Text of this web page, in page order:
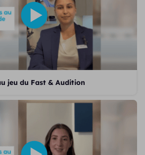
jeu du Fast & Audition